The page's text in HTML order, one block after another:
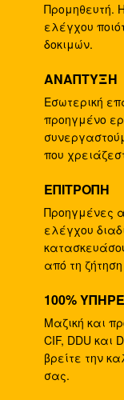
Υψηλής
τροφοδοτών
Δίδυμη υψηλή
βιδών
Εξωθητής
αναστροφέων
σύνθεση
Υψηλός ροπής
βιδών
Masterbatch
75mm υψηλή
βιδών
τη μηχανή
Διπλή
μηχανή
Προμηθευτή.
ελέγχου
δοκιμών.
ΑΝΑΠΤΥΞΗ
Εσωτερική
προηγμένο
που
ΕΠΙΤΡΟΠΗ
Προηγμένες
ελέγχου
από τη
100%
Μαζική και
CIF, DDU και
βρείτε την
σας.